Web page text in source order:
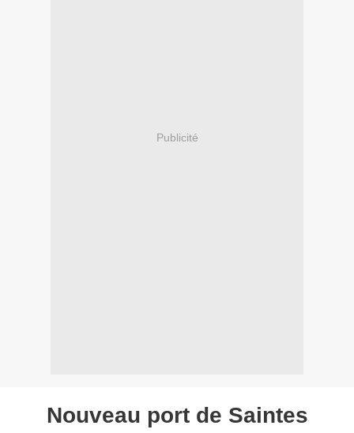
Publicité
Nouveau port de Saintes